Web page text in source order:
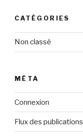
CATÉGORIES
Non classé
MÉTA
Connexion
Flux des publications